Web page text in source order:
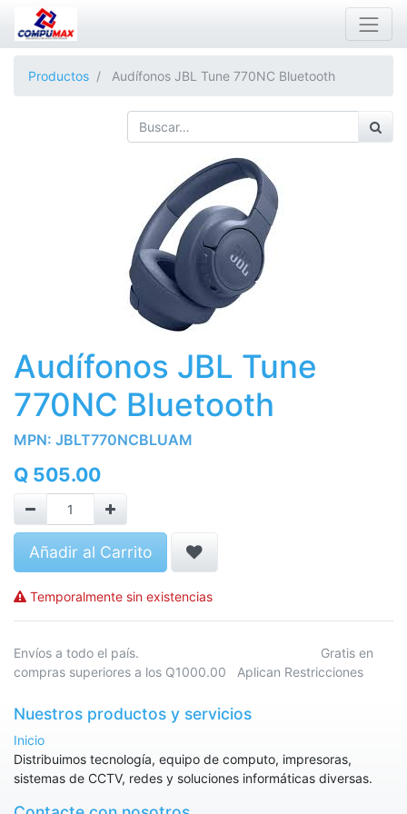
Productos Audífonos JBL Tune 770NC Bluetooth
Audífonos JBL Tune
770NC Bluetooth
MPN: JBLT770NCBLUAM
Q 505.00
Añadir al Carrito
Temporalmente sin existencias
Envíos a todo el país. Gratis en
compras superiores a los Q1000.00 Aplican Restricciones
Nuestros productos y servicios
Inicio
Distribuimos tecnología, equipo de computo, impresoras,
sistemas de CCTV, redes y soluciones informáticas diversas.